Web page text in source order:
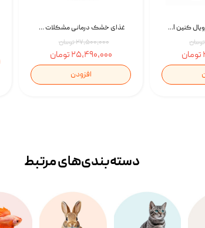
غذای خشک درمانی مشکلات گوارشی سگ رویال کنین Royal Canin Hypoallergenic وزن 7 کیلوگرم | پت استوک
۲۷,۵۰۰,۰۰۰ تومان
۲۵,۴۹۰,۰۰۰ تومان
افزودن
غذای خشک سگ رویال کنین Royal Canin Gastrointestinal وزن 7.5 کیلوگرم | پت استوک
دسته‌بندی‌‌های مرتبط